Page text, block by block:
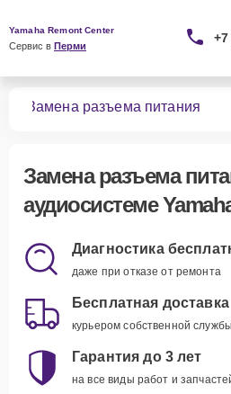
Yamaha Remont Center
Сервис в Перми
Замена разъема питания
Замена разъема
аудиосистеме
Диагностика
даже при отказе от ремонта
Бесплатная доставка
курьером собственной службы
Гарантия до 3 лет
на все виды работ и